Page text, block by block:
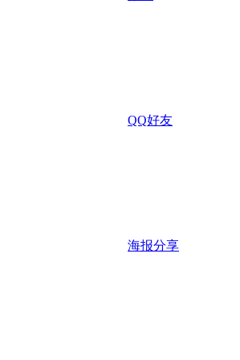
QQ好友
海报分享